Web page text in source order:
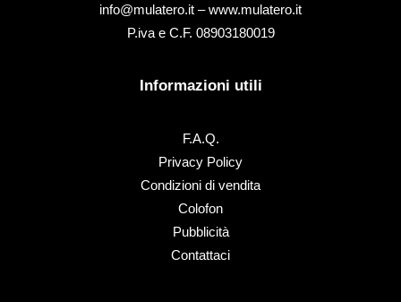
info@mulatero.it –www.mulatero.it
P.iva e C.F. 08903180019
Informazioni utili
F.A.Q.
Privacy Policy
Condizioni di vendita
Colofon
Pubblicità
Contattaci